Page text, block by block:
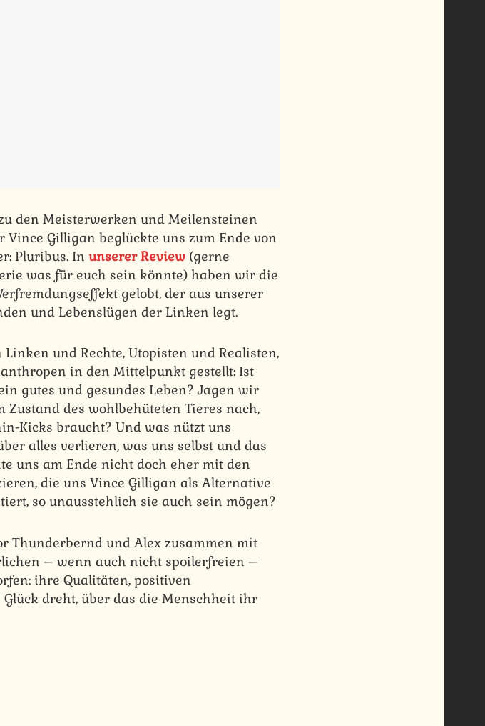
den Meisterwerken und Meilensteinen
Gilligan beglückte uns zum Ende von
Pluribus. In unserer Review (gerne
was für euch sein könnte) haben wir die
gelobt, der aus unserer
und Lebenslügen der Linken legt.
und Rechte, Utopisten und Realisten,
in den Mittelpunkt gestellt: Ist
gutes und gesundes Leben? Jagen wir
des wohlbehüteten Tieres nach,
Kicks braucht? Und was nützt uns
alles verlieren, was uns selbst und das
uns am Ende nicht doch eher mit den
die uns Vince Gilligan als Alternative
so unausstehlich sie auch sein mögen?
Thunderbernd und Alex zusammen mit
– wenn auch nicht spoilerfreien –
ihre Qualitäten, positiven
dreht, über das die Menschheit ihr